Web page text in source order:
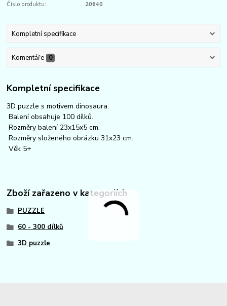
Číslo produktu: 20640
Kompletní specifikace
Komentáře 0
Kompletní specifikace
3D puzzle s motivem dinosaura.
Balení obsahuje 100 dílků.
Rozměry balení 23x15x5 cm.
Rozměry složeného obrázku 31x23 cm.
Věk 5+
Zboží zařazeno v kategoriích
PUZZLE
60 - 300 dílků
3D puzzle